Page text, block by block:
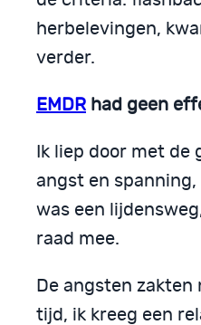
herbelevingen,
verder.
EMDR had geen
Ik liep door met
angst en
was een
raad mee.
De angsten zakten
tijd, ik kreeg een